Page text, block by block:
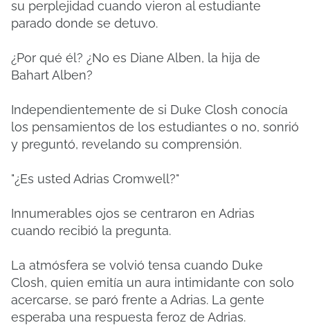
su perplejidad cuando vieron al estudiante
parado donde se detuvo.
¿Por qué él? ¿No es Diane Alben, la hija de
Bahart Alben?
Independientemente de si Duke Closh conocía
los pensamientos de los estudiantes o no, sonrió
y preguntó, revelando su comprensión.
"¿Es usted Adrias Cromwell?"
Innumerables ojos se centraron en Adrias
cuando recibió la pregunta.
La atmósfera se volvió tensa cuando Duke
Closh, quien emitía un aura intimidante con solo
acercarse, se paró frente a Adrias. La gente
esperaba una respuesta feroz de Adrias.